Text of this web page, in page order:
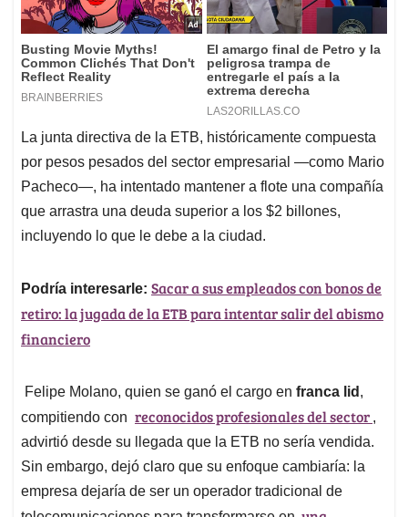
La junta directiva de la ETB, históricamente compuesta
por pesos pesados del sector empresarial —como Mario
Pacheco—, ha intentado mantener a flote una compañía
que arrastra una deuda superior a los $2 billones,
incluyendo lo que le debe a la ciudad.
Podría interesarle: Sacar a sus empleados con bonos de
retiro: la jugada de la ETB para intentar salir del abismo
financiero
Felipe Molano, quien se ganó el cargo en franca lid ,
compitiendo con reconocidos profesionales del sector ,
advirtió desde su llegada que la ETB no sería vendida.
Sin embargo, dejó claro que su enfoque cambiaría: la
empresa dejaría de ser un operador tradicional de